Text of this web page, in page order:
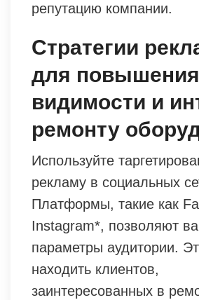
репутацию компании.
Стратегии
для повышения
видимости и
ремонту
Используйте
рекламу в социальных
Платформы, такие как
Instagram*, позволяют
параметры аудитории.
находить клиентов,
заинтересованных в